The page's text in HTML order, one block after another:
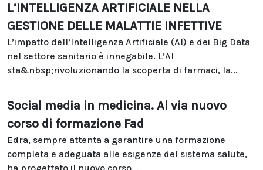
L’INTELLIGENZA ARTIFICIALE NELLA
GESTIONE DELLE MALATTIE INFETTIVE
L’impatto dell’Intelligenza Artificiale (AI) e dei Big Data
nel settore sanitario è innegabile. L’AI
sta&nbsp;rivoluzionando la scoperta di farmaci, la...
Social media in medicina. Al via nuovo
corso di formazione Fad
Edra, sempre attenta a garantire una formazione
completa e adeguata alle esigenze del sistema salute,